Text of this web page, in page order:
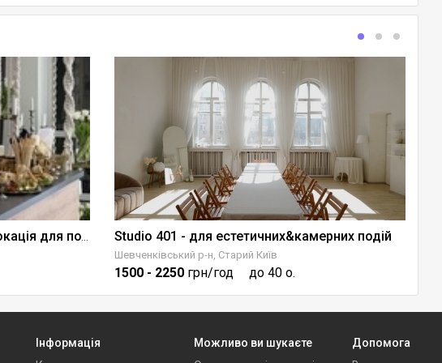
Studio 401 - для естетичних&камерних подій
Шевченківський р-н, Старий Київ
1500 - 2250 грн/год до 40 о.
Інформація
Можливо ви шукаєте
Допомога